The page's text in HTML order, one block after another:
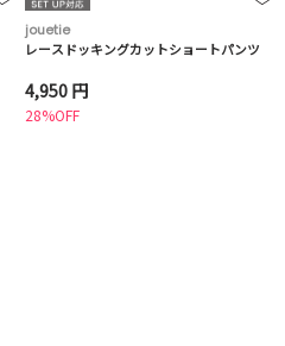
jouetie
レースドッキングカットショートパンツ
4,950 円
28%OFF